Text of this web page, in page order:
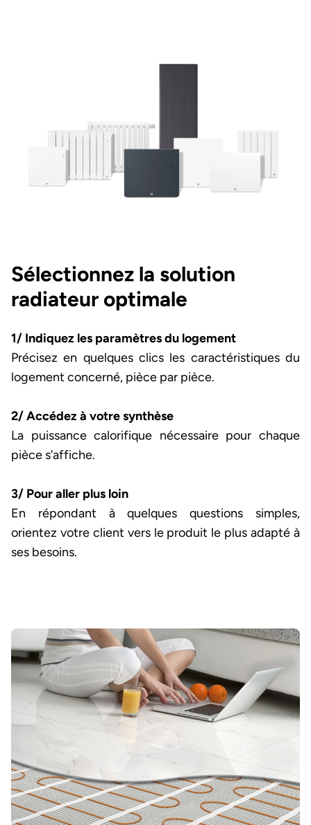
Sélectionnez la solution
radiateur optimale
1/ Indiquez les paramètres du logement
Précisez en quelques clics les caractéristiques du
logement concerné, pièce par pièce.
2/ Accédez à votre synthèse
La puissance calorifique nécessaire pour chaque
pièce s’affiche.
3/ Pour aller plus loin
En répondant à quelques questions simples,
orientez votre client vers le produit le plus adapté à
ses besoins.
Image et texte